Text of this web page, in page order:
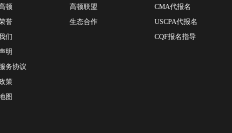
顿
誉
们
明
务协议
策
图
高顿联盟
生态合作
CMA代报名
USCPA代报名
CQF报名指导